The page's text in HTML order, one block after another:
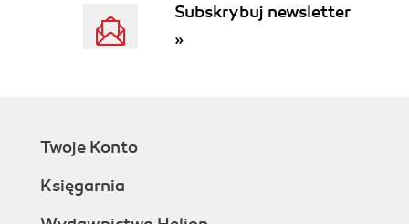
Subskrybuj newsletter
»
Twoje Konto
Księgarnia